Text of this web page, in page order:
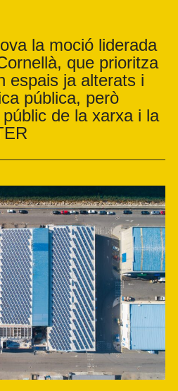
la moció liderada
que prioritza
espais ja alterats i
pública, però
de la xarxa i la